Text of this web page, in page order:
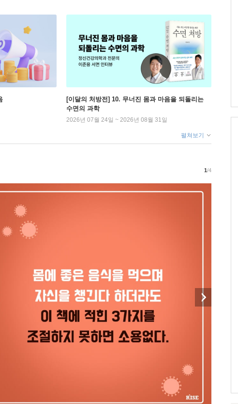
[이달의 처방전] 10. 무너진 몸과 마음을 되돌리는
수면의 과학
2026년 07월 24일 ~ 2026년 08월 31일
펼쳐보기
1/4